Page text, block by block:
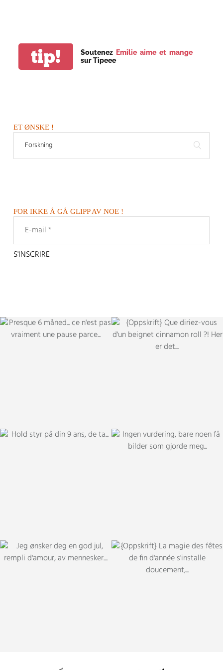
tip! Soutenez Emilie aime et mange
sur Tipeee
ET ØNSKE !
FOR IKKE Å GÅ GLIPP AV NOE !